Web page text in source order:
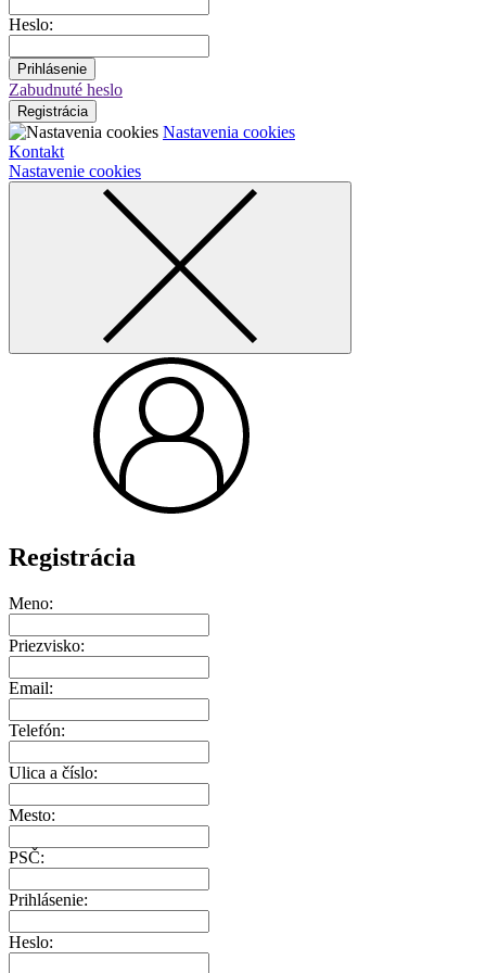
Heslo:
Prihlásenie
Zabudnuté heslo
Registrácia
Nastavenia cookies
Kontakt
Nastavenie cookies
Registrácia
Meno:
Priezvisko:
Email:
Telefón:
Ulica a číslo:
Mesto:
PSČ:
Prihlásenie:
Heslo: